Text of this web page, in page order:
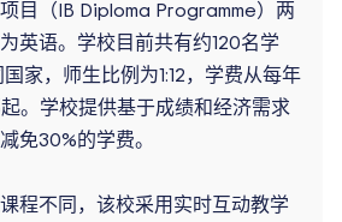
目（IB Diploma Programme）两
英语。学校目前共有约120名学
家，师生比例为1:12，学费从每年
。学校提供基于成绩和经济需求
免30%的学费。
程不同，该校采用实时互动教学